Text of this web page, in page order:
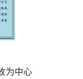
为中心